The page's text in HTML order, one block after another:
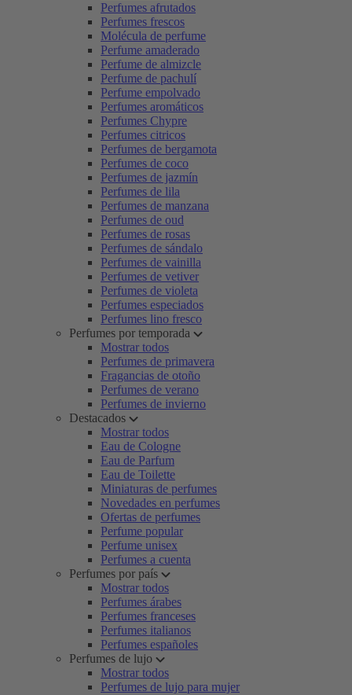
Perfumes afrutados
Perfumes frescos
Molécula de perfume
Perfume amaderado
Perfume de almizcle
Perfume de pachulí
Perfume empolvado
Perfumes aromáticos
Perfumes Chypre
Perfumes citricos
Perfumes de bergamota
Perfumes de coco
Perfumes de jazmín
Perfumes de lila
Perfumes de manzana
Perfumes de oud
Perfumes de rosas
Perfumes de sándalo
Perfumes de vainilla
Perfumes de vetiver
Perfumes de violeta
Perfumes especiados
Perfumes lino fresco
Perfumes por temporada
Mostrar todos
Perfumes de primavera
Fragancias de otoño
Perfumes de verano
Perfumes de invierno
Destacados
Mostrar todos
Eau de Cologne
Eau de Parfum
Eau de Toilette
Miniaturas de perfumes
Novedades en perfumes
Ofertas de perfumes
Perfume popular
Perfume unisex
Perfumes a cuenta
Perfumes por país
Mostrar todos
Perfumes árabes
Perfumes franceses
Perfumes italianos
Perfumes españoles
Perfumes de lujo
Mostrar todos
Perfumes de lujo para mujer